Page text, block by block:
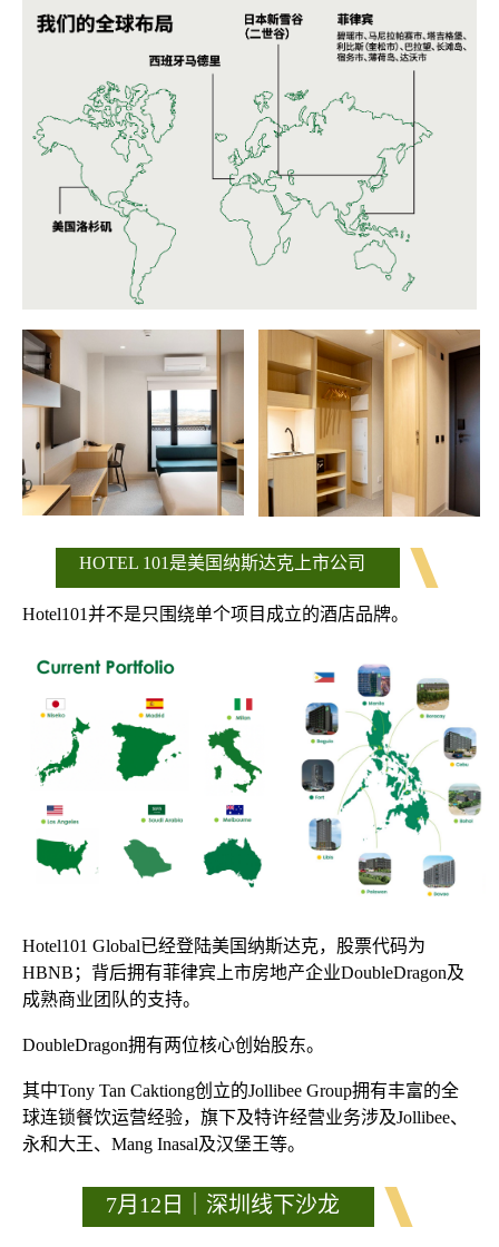
HOTEL 101是美国纳斯达克上市公司
Hotel101并不是只围绕单个项目成立的酒店品牌。
Hotel101 Global已经登陆美国纳斯达克，股票代码为
HBNB；背后拥有菲律宾上市房地产企业DoubleDragon及
成熟商业团队的支持。
DoubleDragon拥有两位核心创始股东。
其中Tony Tan Caktiong创立的Jollibee Group拥有丰富的全
球连锁餐饮运营经验，旗下及特许经营业务涉及Jollibee、
永和大王、Mang Inasal及汉堡王等。
7月12日｜深圳线下沙龙